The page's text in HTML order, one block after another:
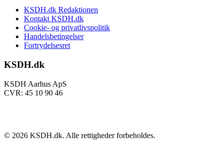
KSDH.dk Redaktionen
Kontakt KSDH.dk
Cookie- og privatlivspolitik
Handelsbetingelser
Fortrydelsesret
KSDH.dk
KSDH Aarhus ApS
CVR: 45 10 90 46
© 2026 KSDH.dk. Alle rettigheder forbeholdes.